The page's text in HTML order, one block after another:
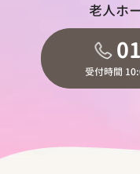
老人ホ
受付時間